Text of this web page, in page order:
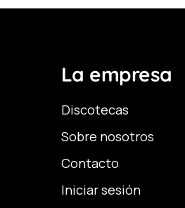
La empresa
Discotecas
Sobre nosotros
Contacto
Iniciar sesión